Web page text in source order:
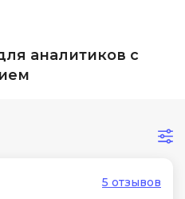
аналитиков с
5 отзывов